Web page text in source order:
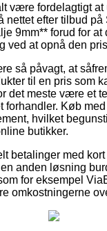
være fordelagtigt
nettet efter tilbud på
9mm** forud for at
ved at opnå den
så påvagt, at
til en pris som
det meste være et
forhandler. Køb
hvilket
butikker.
betalinger med
anden løsning
for eksempel
omkostningerne